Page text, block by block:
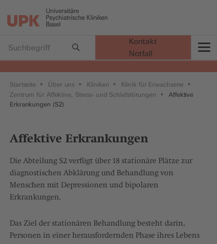
Startseite Über uns Kliniken
Klinik für Erwachsene
Zentrum für Affektive, Stress- und Schlafstörungen
Affektive
Erkrankungen (S2)
Affektive Erkrankungen
Die Abteilung S2 verfügt über 18 stationäre Plätze zur
diagnostischen Abklärung und Behandlung von
Menschen mit Depressionen und bipolaren
Erkrankungen.
Das Ziel der stationären Behandlung besteht darin,
Personen in einer herausfordernden Phase ihres Lebens
Kontakt
Notfall